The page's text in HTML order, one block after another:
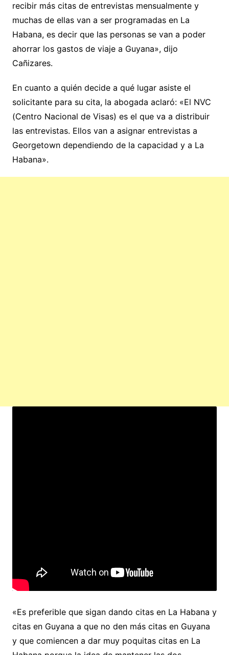
recibir más citas de entrevistas mensualmente y
muchas de ellas van a ser programadas en La
Habana, es decir que las personas se van a poder
ahorrar los gastos de viaje a Guyana», dijo
Cañizares.
En cuanto a quién decide a qué lugar asiste el
solicitante para su cita, la abogada aclaró: «El NVC
(Centro Nacional de Visas) es el que va a distribuir
las entrevistas. Ellos van a asignar entrevistas a
Georgetown dependiendo de la capacidad y a La
Habana».
«Es preferible que sigan dando citas en La Habana y
citas en Guyana a que no den más citas en Guyana
y que comiencen a dar muy poquitas citas en La